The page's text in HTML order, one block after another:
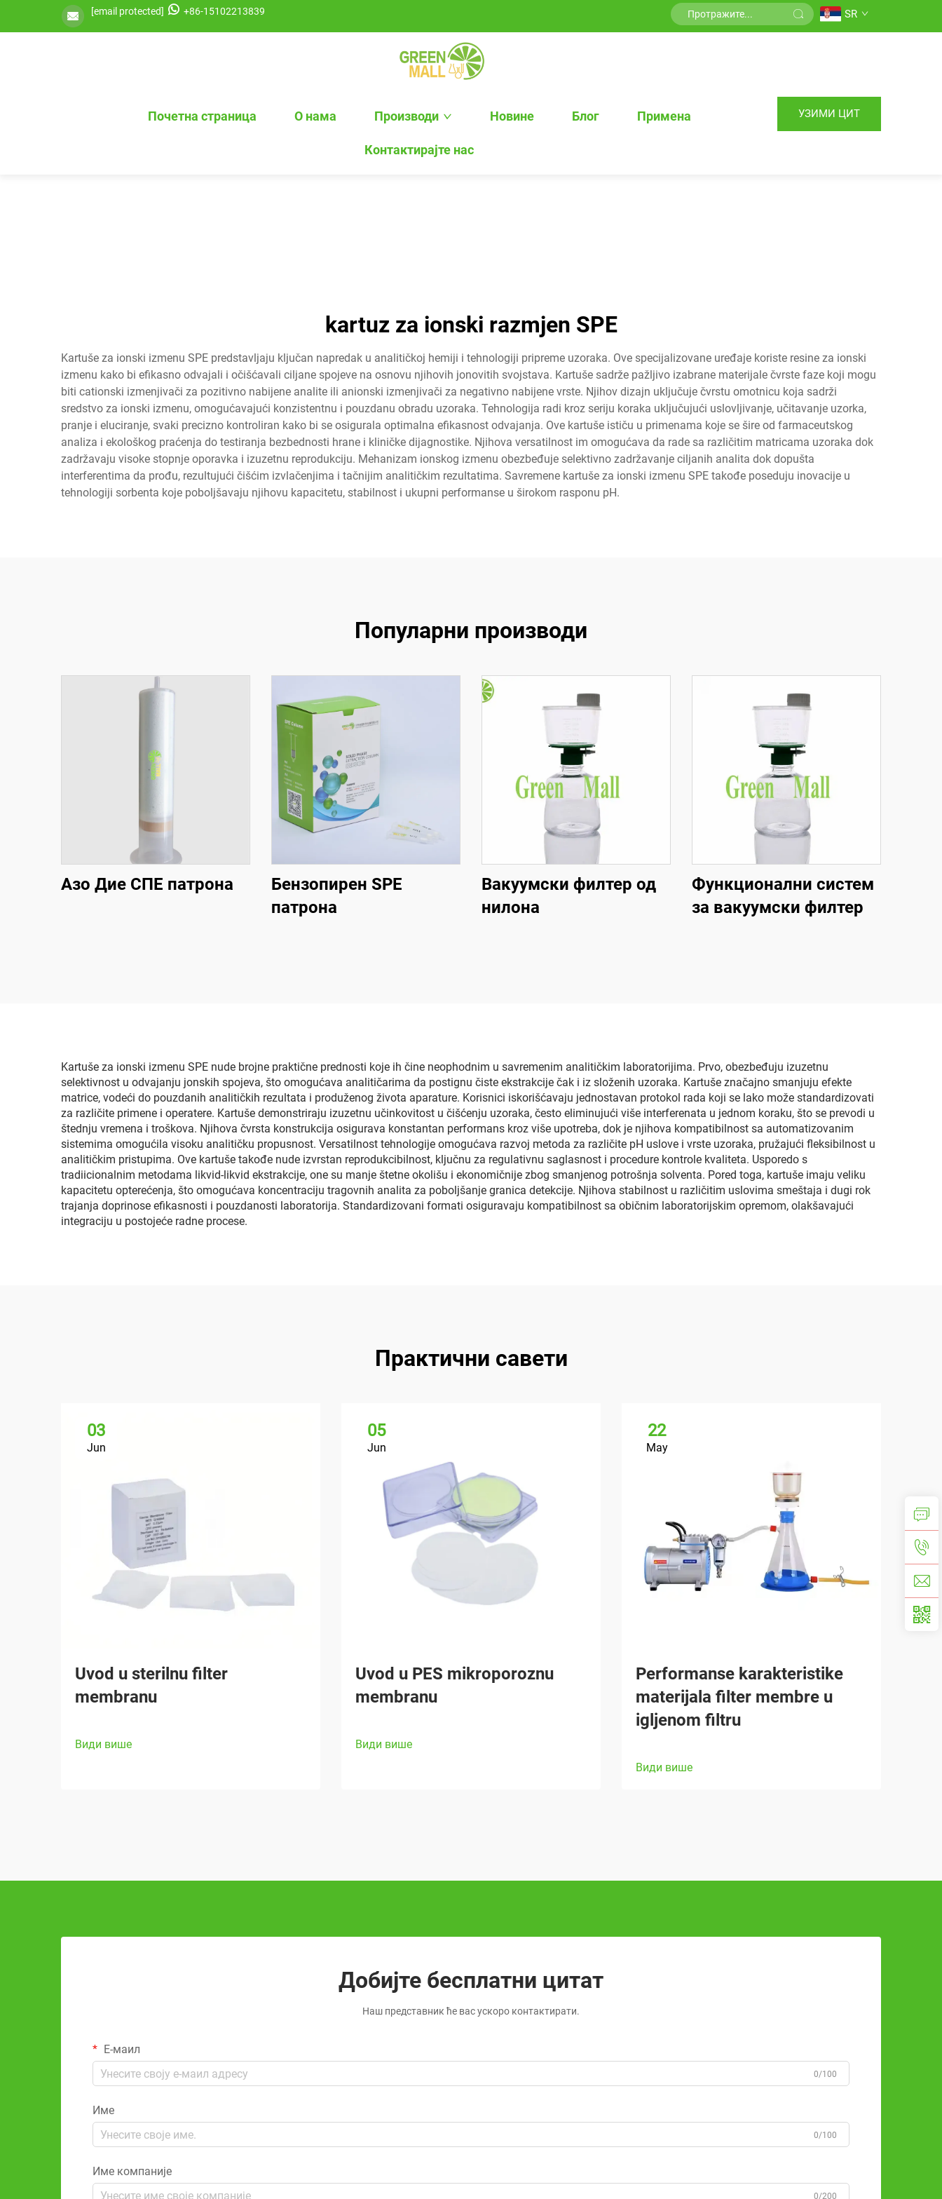
[email protected] +86-15102213839 SR
Почетна страница О нама Производи Новине Блог Примена
Контактирајте нас
УЗИМИ ЦИТ
kartuz za ionski razmjen SPE
Kartuše za ionski izmenu SPE predstavljaju ključan napredak u analitičkoj hemiji i tehnologiji pripreme uzoraka. Ove specijalizovane uređaje koriste resine za ionski
izmenu kako bi efikasno odvajali i očišćavali ciljane spojeve na osnovu njihovih jonovitih svojstava. Kartuše sadrže pažljivo izabrane materijale čvrste faze koji mogu
biti cationski izmenjivači za pozitivno nabijene analite ili anionski izmenjivači za negativno nabijene vrste. Njihov dizajn uključuje čvrstu omotnicu koja sadrži
sredstvo za ionski izmenu, omogućavajući konzistentnu i pouzdanu obradu uzoraka. Tehnologija radi kroz seriju koraka uključujući uslovljivanje, učitavanje uzorka,
pranje i eluciranje, svaki precizno kontroliran kako bi se osigurala optimalna efikasnost odvajanja. Ove kartuše ističu u primenama koje se šire od farmaceutskog
analiza i ekološkog praćenja do testiranja bezbednosti hrane i kliničke dijagnostike. Njihova versatilnost im omogućava da rade sa različitim matricama uzoraka dok
zadržavaju visoke stopnje oporavka i izuzetnu reprodukciju. Mehanizam ionskog izmenu obezbeđuje selektivno zadržavanje ciljanih analita dok dopušta
interferentima da prođu, rezultujući čišćim izvlačenjima i tačnijim analitičkim rezultatima. Savremene kartuše za ionski izmenu SPE takođe poseduju inovacije u
tehnologiji sorbenta koje poboljšavaju njihovu kapacitetu, stabilnost i ukupni performanse u širokom rasponu pH.
Популарни производи
Азо Дие СПЕ патрона
Бензопирен SPE
патрона
Вакуумски филтер од
нилона
Функционални систем
за вакуумски филтер
Kartuše za ionski izmenu SPE nude brojne praktične prednosti koje ih čine neophodnim u savremenim analitičkim laboratorijima. Prvo, obezbeđuju izuzetnu
selektivnost u odvajanju jonskih spojeva, što omogućava analitičarima da postignu čiste ekstrakcije čak i iz složenih uzoraka. Kartuše značajno smanjuju efekte
matrice, vodeći do pouzdanih analitičkih rezultata i produženog života aparature. Korisnici iskorišćavaju jednostavan protokol rada koji se lako može standardizovati
za različite primene i operatere. Kartuše demonstriraju izuzetnu učinkovitost u čišćenju uzoraka, često eliminujući više interferenata u jednom koraku, što se prevodi u
štednju vremena i troškova. Njihova čvrsta konstrukcija osigurava konstantan performans kroz više upotreba, dok je njihova kompatibilnost sa automatizovanim
sistemima omogućila visoku analitičku propusnost. Versatilnost tehnologije omogućava razvoj metoda za različite pH uslove i vrste uzoraka, pružajući fleksibilnost u
analitičkim pristupima. Ove kartuše takođe nude izvrstan reprodukcibilnost, ključnu za regulativnu saglasnost i procedure kontrole kvaliteta. Usporedo s
tradiicionalnim metodama likvid-likvid ekstrakcije, one su manje štetne okolišu i ekonomičnije zbog smanjenog potrošnja solventa. Pored toga, kartuše imaju veliku
kapacitetu opterećenja, što omogućava koncentraciju tragovnih analita za poboljšanje granica detekcije. Njihova stabilnost u različitim uslovima smeštaja i dugi rok
trajanja doprinose efikasnosti i pouzdanosti laboratorija. Standardizovani formati osiguravaju kompatibilnost sa običnim laboratorijskim opremom, olakšavajući
integraciju u postojeće radne procese.
Практични савети
03
Jun
Uvod u sterilnu filter
membranu
Види више
05
Jun
Uvod u PES mikroporoznu
membranu
Види више
22
May
Performanse karakteristike
materijala filter membre u
igljenom filtru
Види више
Добијте бесплатни цитат
Наш представник ће вас ускоро контактирати.
Е-маил
0/100
Име
0/100
Име компаније
0/200